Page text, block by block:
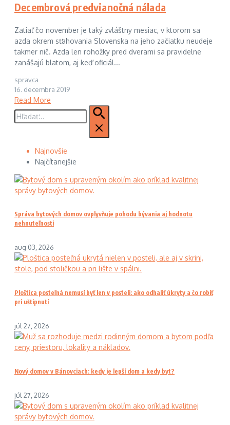
Decembrová predvianočná nálada
Zatiaľ čo november je taký zvláštny mesiac, v ktorom sa
azda okrem sťahovania Slovenska na jeho začiatku neudeje
takmer nič. Azda len rohožky pred dverami sa pravidelne
zanášajú blatom, aj keď oficiál...
spravca
16. decembra 2019
Read More
Hľadať:
Najnovšie
Najčítanejšie
Správa bytových domov ovplyvňuje pohodu bývania aj hodnotu
nehnuteľnosti
aug 03, 2026
Ploštica posteľná nemusí byť len v posteli: ako odhaliť úkryty a čo robiť
pri uštipnutí
júl 27, 2026
Nový domov v Bánovciach: kedy je lepší dom a kedy byt?
júl 27, 2026